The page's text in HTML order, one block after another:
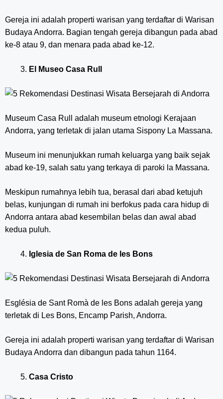
Gereja ini adalah properti warisan yang terdaftar di Warisan
Budaya Andorra. Bagian tengah gereja dibangun pada abad
ke-8 atau 9, dan menara pada abad ke-12.
El Museo Casa Rull
Museum Casa Rull adalah museum etnologi Kerajaan
Andorra, yang terletak di jalan utama Sispony La Massana.
Museum ini menunjukkan rumah keluarga yang baik sejak
abad ke-19, salah satu yang terkaya di paroki la Massana.
Meskipun rumahnya lebih tua, berasal dari abad ketujuh
belas, kunjungan di rumah ini berfokus pada cara hidup di
Andorra antara abad kesembilan belas dan awal abad
kedua puluh.
Iglesia de San Roma de les Bons
Església de Sant Romà de les Bons adalah gereja yang
terletak di Les Bons, Encamp Parish, Andorra.
Gereja ini adalah properti warisan yang terdaftar di Warisan
Budaya Andorra dan dibangun pada tahun 1164.
Casa Cristo